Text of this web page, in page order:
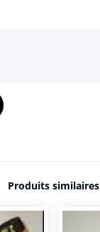
Produits similaires